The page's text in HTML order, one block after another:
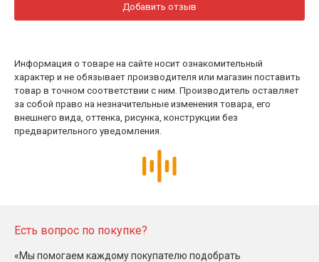
Добавить отзыв
Информация о товаре на сайте носит ознакомительный
характер и не обязывает производителя или магазин поставить
товар в точном соответствии с ним. Производитель оставляет
за собой право на незначительные изменения товара, его
внешнего вида, оттенка, рисунка, конструкции без
предварительного уведомления.
Есть вопрос по покупке?
«Мы помогаем каждому покупателю подобрать